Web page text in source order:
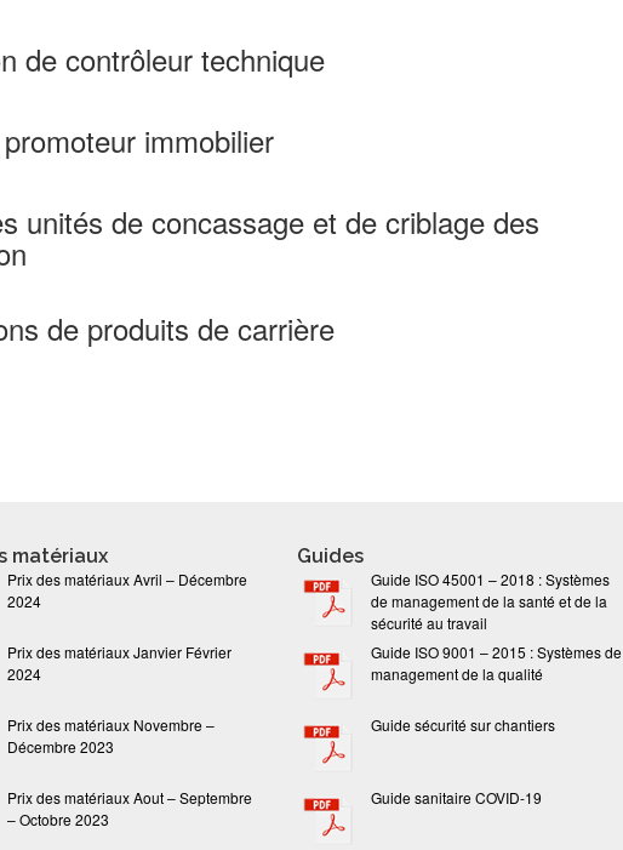
de contrôleur technique
immobilier
unités de concassage et de criblage des
de produits de carrière
matériaux
Prix des matériaux Avril – Décembre
2024
Prix des matériaux Janvier Février
2024
Prix des matériaux Novembre –
Décembre 2023
Prix des matériaux Aout – Septembre
– Octobre 2023
Guides
Guide ISO 45001 – 2018 : Systèmes
de management de la santé et de la
sécurité au travail
Guide ISO 9001 – 2015 : Systèmes de
management de la qualité
Guide sécurité sur chantiers
Guide sanitaire COVID-19